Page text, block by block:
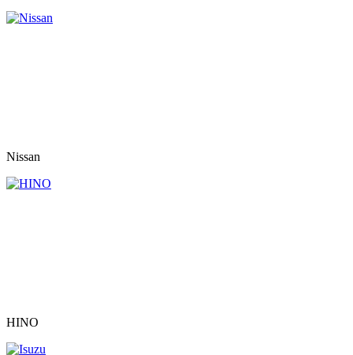
Nissan
HINO